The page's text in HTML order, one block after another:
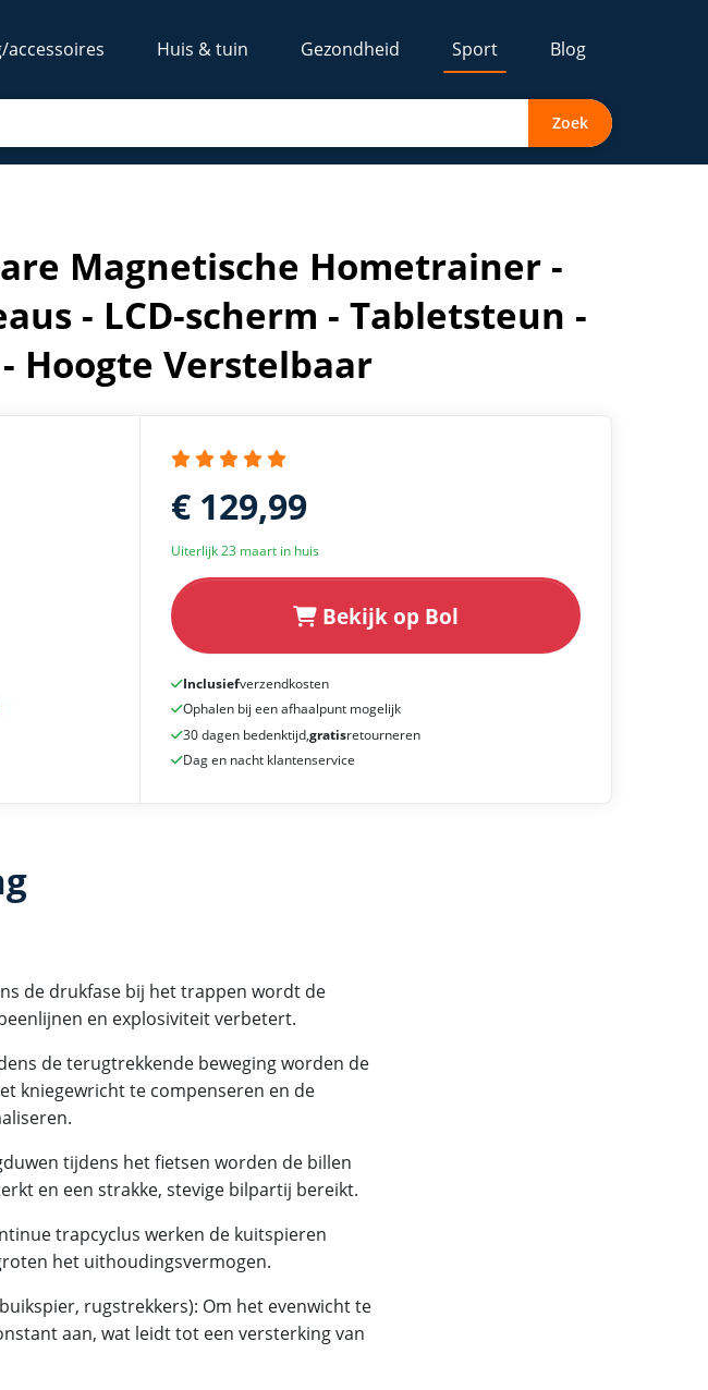
accessoires Huis & tuin Gezondheid Sport Blog
Zoek
- Tabletsteun - Compact Ontwerp - Hoogte Verstelbaar
Magnetische Hometrainer -
- LCD-scherm - Tabletsteun -
Hoogte Verstelbaar
€ 129,99
Uiterlijk 23 maart in huis
Bekijk op Bol
Inclusiefverzendkosten
Ophalen bij een afhaalpunt mogelijk
30 dagen bedenktijd,gratisretourneren
Dag en nacht klantenservice
de drukfase bij het trappen wordt de
en explosiviteit verbetert.
de terugtrekkende beweging worden de
kniegewricht te compenseren en de
tijdens het fietsen worden de billen
en een strakke, stevige bilpartij bereikt.
trapcyclus werken de kuitspieren
het uithoudingsvermogen.
rugstrekkers): Om het evenwicht te
aan, wat leidt tot een versterking van